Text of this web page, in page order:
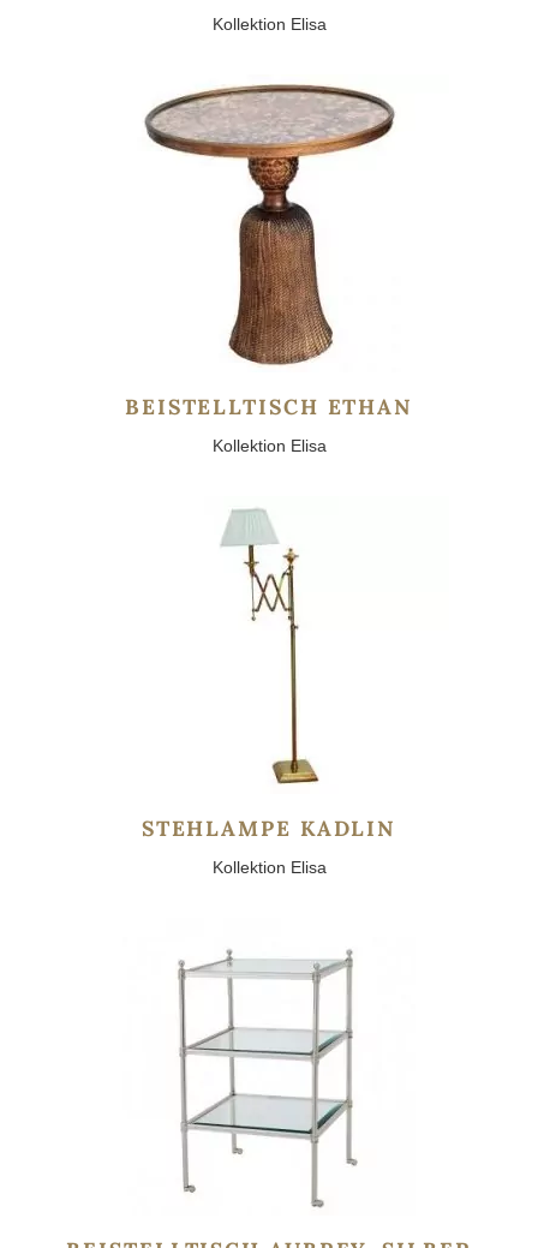
Kollektion Elisa
BEISTELLTISCH ETHAN
Kollektion Elisa
STEHLAMPE KADLIN
Kollektion Elisa